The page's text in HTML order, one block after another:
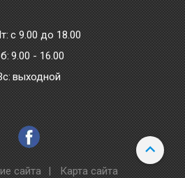
с 9.00 до 18.00
9.00 - 16.00
выходной
сайта | Карта сайта